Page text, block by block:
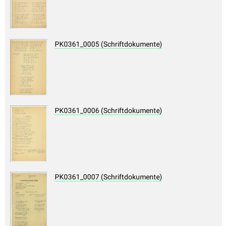
PK0361_0005 (Schriftdokumente)
PK0361_0006 (Schriftdokumente)
PK0361_0007 (Schriftdokumente)